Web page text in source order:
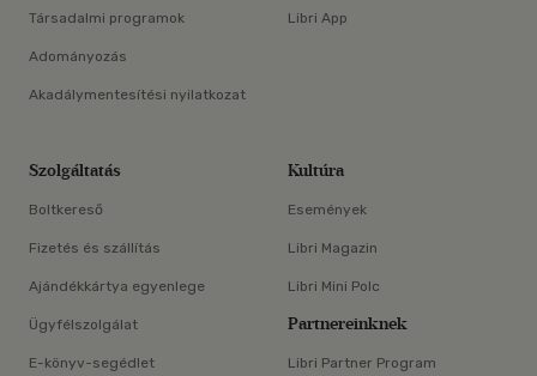
Társadalmi programok
Adományozás
Akadálymentesítési nyilatkozat
Libri App
Szolgáltatás
Boltkereső
Fizetés és szállítás
Ajándékkártya egyenlege
Ügyfélszolgálat
E-könyv-segédlet
Kultúra
Események
Libri Magazin
Libri Mini Polc
Partnereinknek
Libri Partner Program